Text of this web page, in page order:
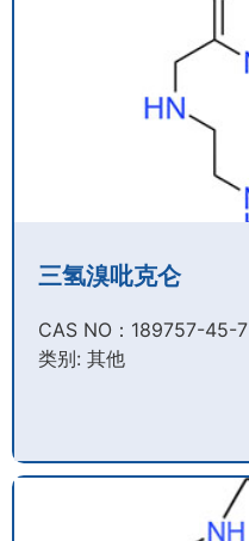
三氢溴吡克仑
CAS NO：189757-45-7​
类别: 其他